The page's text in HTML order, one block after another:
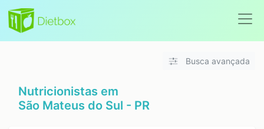
Busca avançada
Nutricionistas em
São Mateus do Sul - PR